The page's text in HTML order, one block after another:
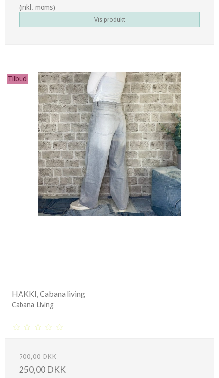
(inkl. moms)
Vis produkt
Tilbud
HAKKI, Cabana living
Cabana Living
700,00 DKK
250,00 DKK